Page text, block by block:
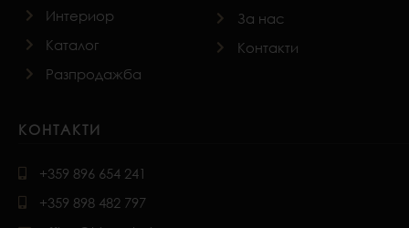
Интериор
Каталог
Разпродажба
За нас
Контакти
КОНТАКТИ
+359 896 654 241
+359 898 482 797